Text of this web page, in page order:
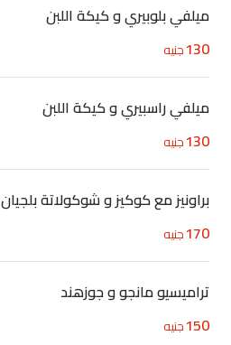
ميلفي بلوبيري و كيكة اللبن
130جنيه
ميلفي راسبيري و كيكة اللبن
130جنيه
براونيز مع كوكيز و شوكولاتة بلجيان
170جنيه
تراميسيو مانجو و جوزهند
150جنيه